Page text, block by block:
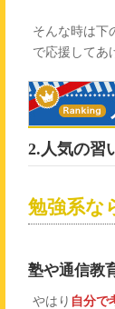
そんな時は下
で応援してあ
2.人気の習
勉強系な
塾や通信教
やはり 自分で